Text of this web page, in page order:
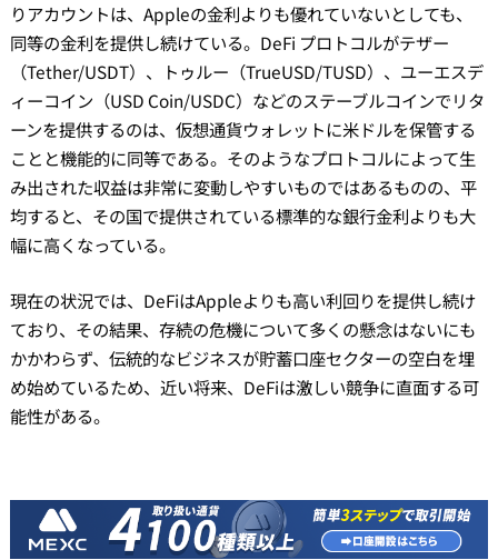
りアカウントは、Appleの金利よりも優れていないとしても、
同等の金利を提供し続けている。DeFi プロトコルがテザー
（Tether/USDT）、トゥルー（TrueUSD/TUSD）、ユーエスデ
ィーコイン（USD Coin/USDC）などのステーブルコインでリタ
ーンを提供するのは、仮想通貨ウォレットに米ドルを保管する
ことと機能的に同等である。そのようなプロトコルによって生
み出された収益は非常に変動しやすいものではあるものの、平
均すると、その国で提供されている標準的な銀行金利よりも大
幅に高くなっている。
現在の状況では、DeFiはAppleよりも高い利回りを提供し続け
ており、その結果、存続の危機について多くの懸念はないにも
かかわらず、伝統的なビジネスが貯蓄口座セクターの空白を埋
め始めているため、近い将来、DeFiは激しい競争に直面する可
能性がある。